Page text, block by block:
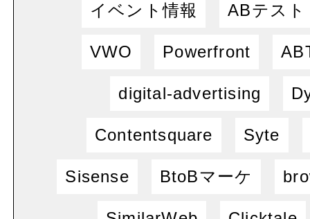
イベント情報 ABテスト
VWO Powerfront
digital-advertising
Contentsquare Syte
Sisense BtoBマーケ